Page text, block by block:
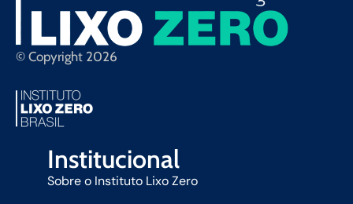
© Copyright 2026
Institucional
Sobre o Instituto Lixo Zero